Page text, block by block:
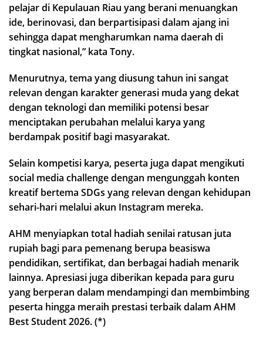
pelajar di Kepulauan Riau yang berani menuangkan
ide, berinovasi, dan berpartisipasi dalam ajang ini
sehingga dapat mengharumkan nama daerah di
tingkat nasional,” kata Tony.
Menurutnya, tema yang diusung tahun ini sangat
relevan dengan karakter generasi muda yang dekat
dengan teknologi dan memiliki potensi besar
menciptakan perubahan melalui karya yang
berdampak positif bagi masyarakat.
Selain kompetisi karya, peserta juga dapat mengikuti
social media challenge dengan mengunggah konten
kreatif bertema SDGs yang relevan dengan kehidupan
sehari-hari melalui akun Instagram mereka.
AHM menyiapkan total hadiah senilai ratusan juta
rupiah bagi para pemenang berupa beasiswa
pendidikan, sertifikat, dan berbagai hadiah menarik
lainnya. Apresiasi juga diberikan kepada para guru
yang berperan dalam mendampingi dan membimbing
peserta hingga meraih prestasi terbaik dalam AHM
Best Student 2026. (*)